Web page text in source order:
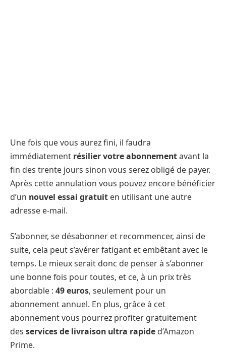
Une fois que vous aurez fini, il faudra
immédiatement résilier votre abonnementavant la
fin des trente jours sinon vous serez obligé de payer.
Après cette annulation vous pouvez encore bénéficier
d’un nouvel essai gratuit en utilisant une autre
adresse e-mail.
S’abonner, se désabonner et recommencer, ainsi de
suite, cela peut s’avérer fatigant et embêtant avec le
temps. Le mieux serait donc de penser à s’abonner
une bonne fois pour toutes, et ce, à un prix très
abordable : 49 euros, seulement pour un
abonnement annuel. En plus, grâce à cet
abonnement vous pourrez profiter gratuitement
des services de livraison ultra rapide d’Amazon
Prime.